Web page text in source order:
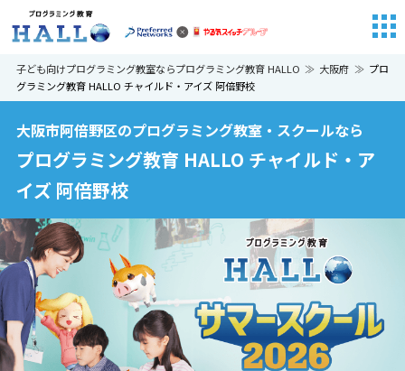
子ども向けプログラミング教室ならプログラミング教育 HALLO 大阪府
プロ
グラミング教育 HALLO チャイルド・アイズ 阿倍野校
大阪市阿倍野区のプログラミング教室・スクールなら
プログラミング教育 HALLO チャイルド・ア
イズ 阿倍野校